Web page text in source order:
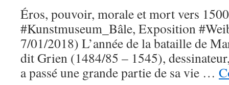
Éros, pouvoir, morale et mort vers
#Kunstmuseum_Bâle, Exposition
7/01/2018) L’année de la bataille de
dit Grien (1484/85 – 1545),
a passé une grande partie de sa vie …